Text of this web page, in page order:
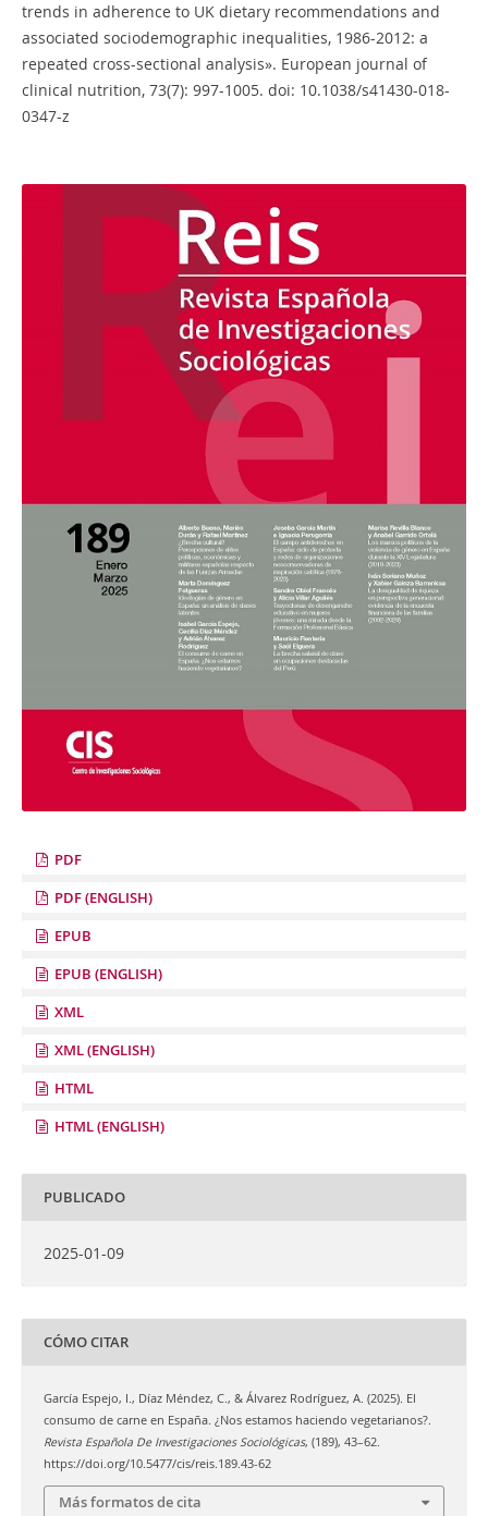
trends in adherence to UK dietary recommendations and
associated sociodemographic inequalities, 1986-2012: a
repeated cross-sectional analysis». European journal of
clinical nutrition, 73(7): 997-1005. doi: 10.1038/s41430-018-
0347-z
PDF
PDF (ENGLISH)
EPUB
EPUB (ENGLISH)
XML
XML (ENGLISH)
HTML
HTML (ENGLISH)
PUBLICADO
2025-01-09
CÓMO CITAR
García Espejo, I., Díaz Méndez, C., & Álvarez Rodríguez, A. (2025). El
consumo de carne en España. ¿Nos estamos haciendo vegetarianos?.
Revista Española De Investigaciones Sociológicas, (189), 43–62.
https://doi.org/10.5477/cis/reis.189.43-62
Más formatos de cita